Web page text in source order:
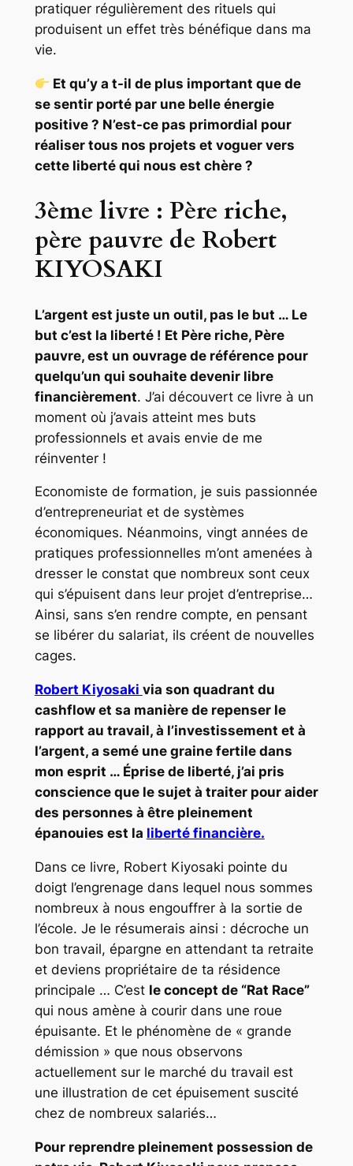
pratiquer régulièrement des rituels qui
produisent un effet très bénéfique dans ma
vie.
Et qu’y a t-il de plus important que de
se sentir porté par une belle énergie
positive ? N’est-ce pas primordial pour
réaliser tous nos projets et voguer vers
cette liberté qui nous est chère ?
3ème livre : Père riche,
père pauvre de Robert
KIYOSAKI
L’argent est juste un outil, pas le but … Le
but c’est la liberté ! Et Père riche, Père
pauvre, est un ouvrage de référence pour
quelqu’un qui souhaite devenir libre
financièrement. J’ai découvert ce livre à un
moment où j’avais atteint mes buts
professionnels et avais envie de me
réinventer !
Economiste de formation, je suis passionnée
d’entrepreneuriat et de systèmes
économiques. Néanmoins, vingt années de
pratiques professionnelles m’ont amenées à
dresser le constat que nombreux sont ceux
qui s’épuisent dans leur projet d’entreprise…
Ainsi, sans s’en rendre compte, en pensant
se libérer du salariat, ils créent de nouvelles
cages.
Robert Kiyosaki via son quadrant du
cashflow et sa manière de repenser le
rapport au travail, à l’investissement et à
l’argent, a semé une graine fertile dans
mon esprit … Éprise de liberté, j’ai pris
conscience que le sujet à traiter pour aider
des personnes à être pleinement
épanouies est la liberté financière.
Dans ce livre, Robert Kiyosaki pointe du
doigt l’engrenage dans lequel nous sommes
nombreux à nous engouffrer à la sortie de
l’école. Je le résumerais ainsi : décroche un
bon travail, épargne en attendant ta retraite
et deviens propriétaire de ta résidence
principale … C’est le concept de “Rat Race”
qui nous amène à courir dans une roue
épuisante. Et le phénomène de « grande
démission » que nous observons
actuellement sur le marché du travail est
une illustration de cet épuisement suscité
chez de nombreux salariés…
Pour reprendre pleinement possession de